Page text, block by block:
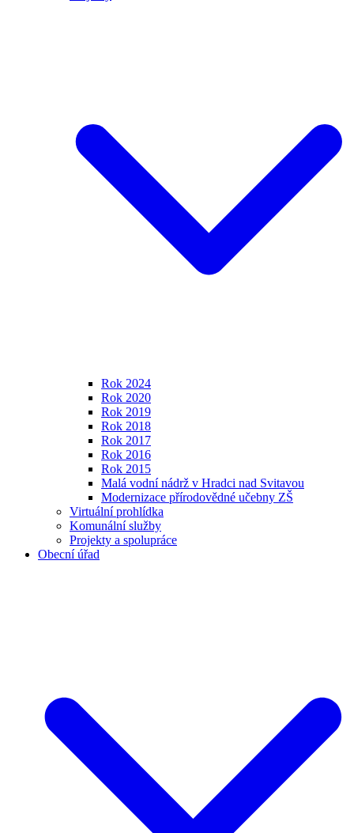
Rok 2024
Rok 2020
Rok 2019
Rok 2018
Rok 2017
Rok 2016
Rok 2015
Malá vodní nádrž v Hradci nad Svitavou
Modernizace přírodovědné učebny ZŠ
Virtuální prohlídka
Komunální služby
Projekty a spolupráce
Obecní úřad